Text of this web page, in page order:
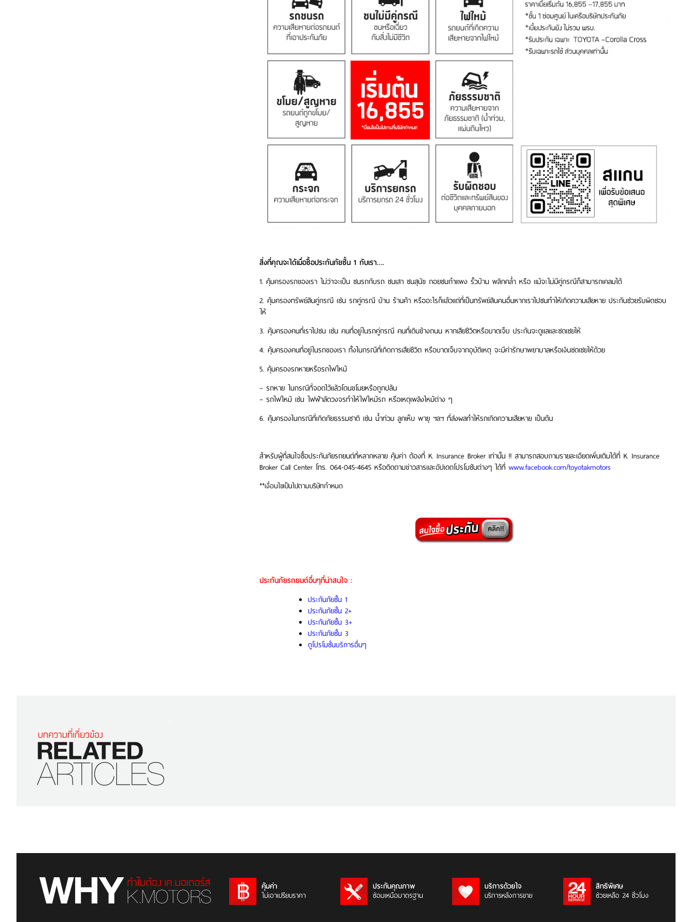
สิ่งที่คุณจะได้เมื่อซื้อประกันภัยชั้น 1 กับเรา….
1. คุ้มครองรถของเรา ไม่ว่าจะเป็น ชนรถกับรถ ชนเสา ชนสุนัข ถอยชนกำแพง รั้วบ้าน พลิกคล่ำ หรือ แม้จะไม่มีคู่กรณีก็สามารถเคลมได้
2. คุ้มครองทรัพย์สินคู่กรณี เช่น รถคู่กรณี บ้าน ร้านค้า หรืออะไรก็แล้วแต่ที่เป็นทรัพย์สินคนอื่นหากเราไปชนทำให้เกิดความเสียหาย ประกันช่วยรับผิดชอบ
ให้
3. คุ้มครองคนที่เราไปชน เช่น คนที่อยู่ในรถคู่กรณี คนที่เดินข้างถนน หากเสียชีวิตหรือบาดเจ็บ ประกันจะดูแลและชดเชยให้
4. คุ้มครองคนที่อยู่ในรถของเรา ทั้งในกรณีที่เกิดการเสียชีวิต หรือบาดเจ็บจากอุบัติเหตุ จะมีค่ารักษาพยาบาลหรือเงินชดเชยให้ด้วย
5. คุ้มครองรถหายหรือรถไฟไหม้
– รถหาย ในกรณีที่จอดไว้แล้วโดนขโมยหรือถูกปล้น
– รถไฟไหม้ เช่น ไฟฟ้าลัดวงจรทำให้ไฟไหม้รถ หรือเหตุเพลิงไหม้ต่าง ๆ
6. คุ้มครองในกรณีที่เกิดภัยธรรมชาติ เช่น น้ำท่วม ลูกเห็บ พายุ ฯลฯ ที่ส่งผลทำให้รถเกิดความเสียหาย เป็นต้น
สำหรับผู้ที่สนใจซื้อประกันภัยรถยนต์ที่หลากหลาย คุ้มค่า ต้องที่ K. Insurance Broker เท่านั้น !! สามารถสอบถามรายละเอียดเพิ่มเติมได้ที่ K. Insurance
Broker Call Center โทร. 064-045-4645 หรือติดตามข่าวสารและอัปเดตโปรโมชันต่างๆ ได้ที่ www.facebook.com/toyotakmotors
**เงื่อนไขเป็นไปตามบริษัทกำหนด
ประกันภัยรถยนต์อื่นๆที่น่าสนใจ :
ประกันภัยชั้น 1
ประกันภัยชั้น 2+
ประกันภัยชั้น 3+
ประกันภัยชั้น 3
ดูโปรโมชั่นบริการอื่นๆ
คุ้มค่า
ไม่เอาเปรียบราคา
ประกันคุณภาพ
ซ่อมเหนือมาตรฐาน
บริการด้วยใจ
บริการหลังการขาย
สิทธิพิเศษ
ช่วยเหลือ 24 ชั่วโมง